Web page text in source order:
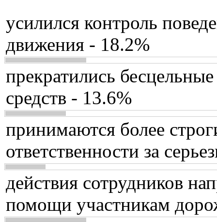
усилился контроль
движения - 18.2%
прекратились
средств - 13.6%
принимаются более
ответственности за
действия сотрудников
помощи участникам